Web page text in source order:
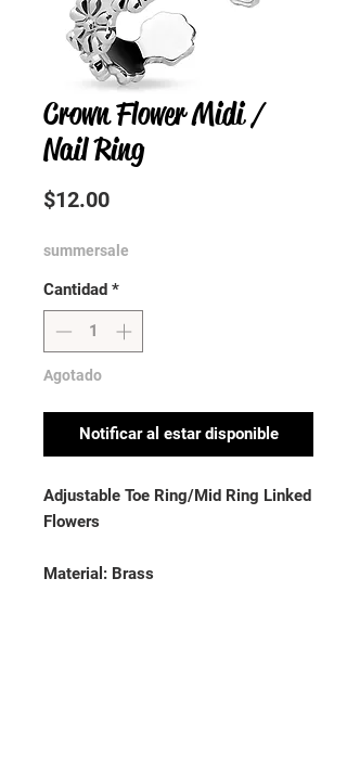
Crown Flower Midi /
Nail Ring
$12.00Precio
summersale
Cantidad *
Agotado
Notificar al estar disponible
Adjustable Toe Ring/Mid Ring Linked
Flowers
Material: Brass